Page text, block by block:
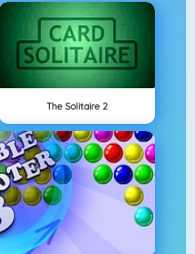
The Solitaire 2